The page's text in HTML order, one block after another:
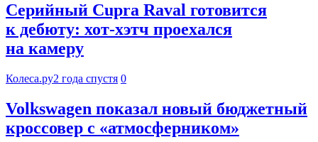
Серийный Cupra Raval готовится
к дебюту: хот-хэтч проехался
на камеру
Колеса.ру2 года спустя 0
Volkswagen показал новый бюджетный
кроссовер с «атмосферником»